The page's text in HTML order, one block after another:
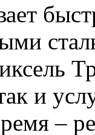
и
–